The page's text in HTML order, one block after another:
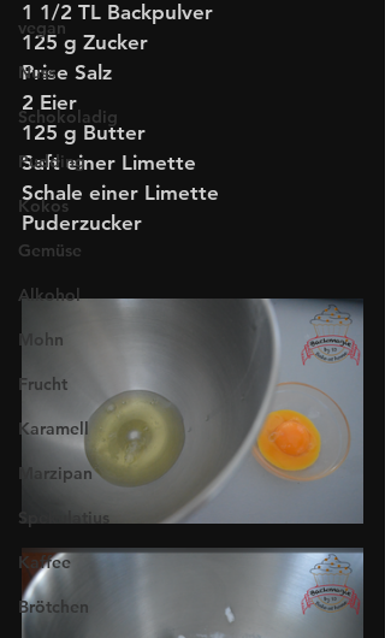
vegan
Nuss
Schokoladig
Pudding
Kokos
Gemüse
Alkohol
Mohn
Frucht
Karamell
Marzipan
Spekulatius
Kaffee
Brötchen
1 1/2 TL Backpulver
125 g Zucker
Prise Salz
2 Eier
125 g Butter
Saft einer Limette
Schale einer Limette
Puderzucker